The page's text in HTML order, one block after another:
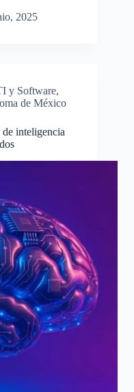
2025
y Software,
de México
inteligencia